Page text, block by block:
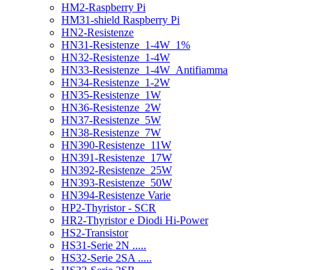
HM2-Raspberry Pi
HM31-shield Raspberry Pi
HN2-Resistenze
HN31-Resistenze_1-4W_1%
HN32-Resistenze_1-4W
HN33-Resistenze_1-4W_Antifiamma
HN34-Resistenze_1-2W
HN35-Resistenze_1W
HN36-Resistenze_2W
HN37-Resistenze_5W
HN38-Resistenze_7W
HN390-Resistenze_11W
HN391-Resistenze_17W
HN392-Resistenze_25W
HN393-Resistenze_50W
HN394-Resistenze Varie
HP2-Thyristor - SCR
HR2-Thyristor e Diodi Hi-Power
HS2-Transistor
HS31-Serie 2N .....
HS32-Serie 2SA .....